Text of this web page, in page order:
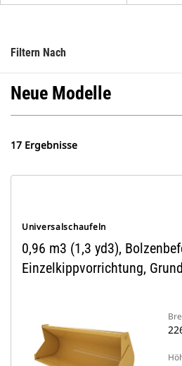
Filtern Nach
Neue Modelle
17 Ergebnisse
Universalschaufeln
0,96 m3 (1,3 yd3),
Einzelkippvorrichtung,